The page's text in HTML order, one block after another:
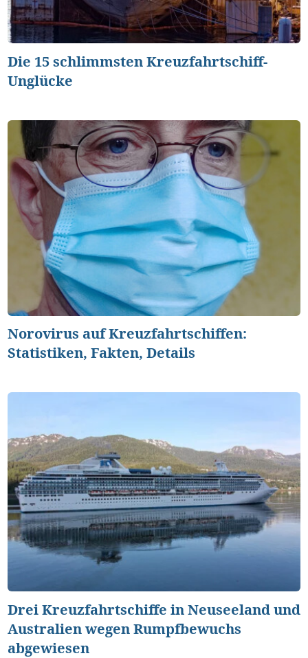
Die 15 schlimmsten Kreuzfahrtschiff-
Unglücke
Norovirus auf Kreuzfahrtschiffen:
Statistiken, Fakten, Details
Drei Kreuzfahrtschiffe in Neuseeland und
Australien wegen Rumpfbewuchs
abgewiesen